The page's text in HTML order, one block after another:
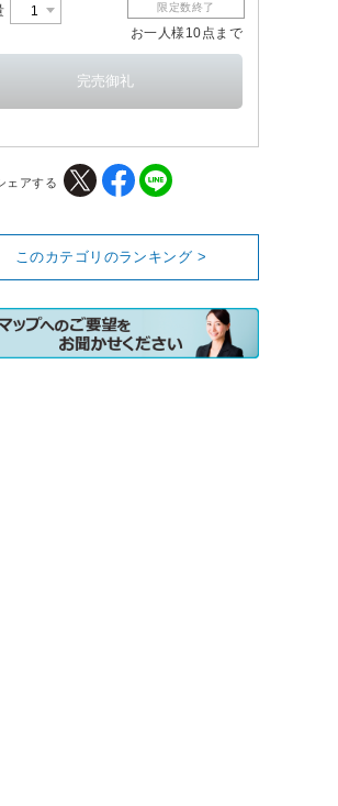
限定数終了
お一人様10点まで
ェアする
このカテゴリのランキング >